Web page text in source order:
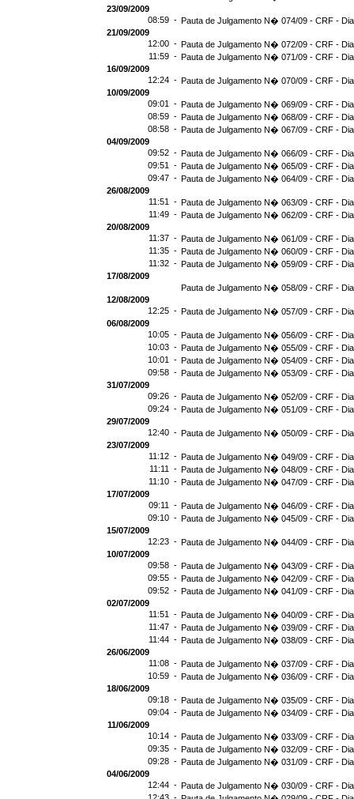
23/09/2009
08:59 - Pauta de Julgamento N� 074/09 - CRF -
21/09/2009
12:00 - Pauta de Julgamento N� 072/09 - CRF -
11:59 - Pauta de Julgamento N� 071/09 - CRF -
16/09/2009
12:24 - Pauta de Julgamento N� 070/09 - CRF -
10/09/2009
09:01 - Pauta de Julgamento N� 069/09 - CRF -
08:59 - Pauta de Julgamento N� 068/09 - CRF -
08:58 - Pauta de Julgamento N� 067/09 - CRF -
04/09/2009
09:52 - Pauta de Julgamento N� 066/09 - CRF -
09:51 - Pauta de Julgamento N� 065/09 - CRF -
09:47 - Pauta de Julgamento N� 064/09 - CRF -
26/08/2009
11:51 - Pauta de Julgamento N� 063/09 - CRF -
11:49 - Pauta de Julgamento N� 062/09 - CRF -
20/08/2009
11:37 - Pauta de Julgamento N� 061/09 - CRF -
11:35 - Pauta de Julgamento N� 060/09 - CRF -
11:32 - Pauta de Julgamento N� 059/09 - CRF -
17/08/2009
Pauta de Julgamento N� 058/09 - CRF -
12/08/2009
12:25 - Pauta de Julgamento N� 057/09 - CRF -
06/08/2009
10:05 - Pauta de Julgamento N� 056/09 - CRF -
10:03 - Pauta de Julgamento N� 055/09 - CRF -
10:01 - Pauta de Julgamento N� 054/09 - CRF -
09:58 - Pauta de Julgamento N� 053/09 - CRF -
31/07/2009
09:26 - Pauta de Julgamento N� 052/09 - CRF -
09:24 - Pauta de Julgamento N� 051/09 - CRF -
29/07/2009
12:40 - Pauta de Julgamento N� 050/09 - CRF -
23/07/2009
11:12 - Pauta de Julgamento N� 049/09 - CRF -
11:11 - Pauta de Julgamento N� 048/09 - CRF -
11:10 - Pauta de Julgamento N� 047/09 - CRF -
17/07/2009
09:11 - Pauta de Julgamento N� 046/09 - CRF -
09:10 - Pauta de Julgamento N� 045/09 - CRF -
15/07/2009
12:23 - Pauta de Julgamento N� 044/09 - CRF -
10/07/2009
09:58 - Pauta de Julgamento N� 043/09 - CRF -
09:55 - Pauta de Julgamento N� 042/09 - CRF -
09:52 - Pauta de Julgamento N� 041/09 - CRF -
02/07/2009
11:51 - Pauta de Julgamento N� 040/09 - CRF -
11:47 - Pauta de Julgamento N� 039/09 - CRF -
11:44 - Pauta de Julgamento N� 038/09 - CRF -
26/06/2009
11:08 - Pauta de Julgamento N� 037/09 - CRF -
10:59 - Pauta de Julgamento N� 036/09 - CRF -
18/06/2009
09:18 - Pauta de Julgamento N� 035/09 - CRF -
09:04 - Pauta de Julgamento N� 034/09 - CRF -
11/06/2009
10:14 - Pauta de Julgamento N� 033/09 - CRF -
09:35 - Pauta de Julgamento N� 032/09 - CRF -
09:28 - Pauta de Julgamento N� 031/09 - CRF -
04/06/2009
12:44 - Pauta de Julgamento N� 030/09 - CRF -